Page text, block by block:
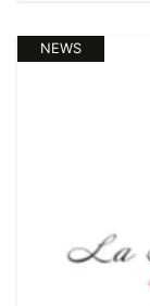
NEWS